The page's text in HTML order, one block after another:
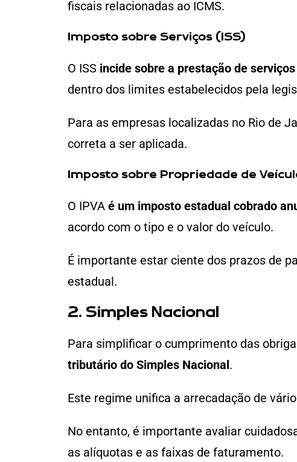
fiscais relacionadas ao ICMS.
Imposto sobre Serviços (ISS)
O ISS incide sobre a prestação de
dentro dos limites estabelecidos pela
Para as empresas localizadas no Rio de
correta a ser aplicada.
Imposto sobre Propriedade de
O IPVA é um imposto estadual cobrado
acordo com o tipo e o valor do veículo.
É importante estar ciente dos prazos de
estadual.
2. Simples Nacional
Para simplificar o cumprimento das
tributário do Simples Nacional.
Este regime unifica a arrecadação de
No entanto, é importante avaliar
as alíquotas e as faixas de faturamento.